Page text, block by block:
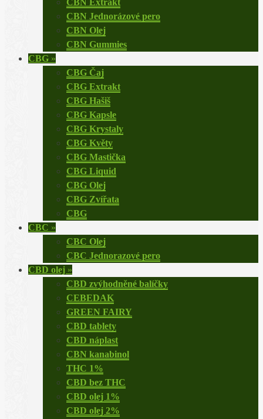
CBN Extrakt
CBN Jednorázové pero
CBN Olej
CBN Gummies
CBG »
CBG Čaj
CBG Extrakt
CBG Hašiš
CBG Kapsle
CBG Krystaly
CBG Květy
CBG Mastička
CBG Liquid
CBG Olej
CBG Zvířata
CBG
CBC »
CBC Olej
CBC Jednorazové pero
CBD olej »
CBD zvýhodněné balíčky
CEBEDAK
GREEN FAIRY
CBD tablety
CBD náplast
CBN kanabinol
THC 1%
CBD bez THC
CBD olej 1%
CBD olej 2%